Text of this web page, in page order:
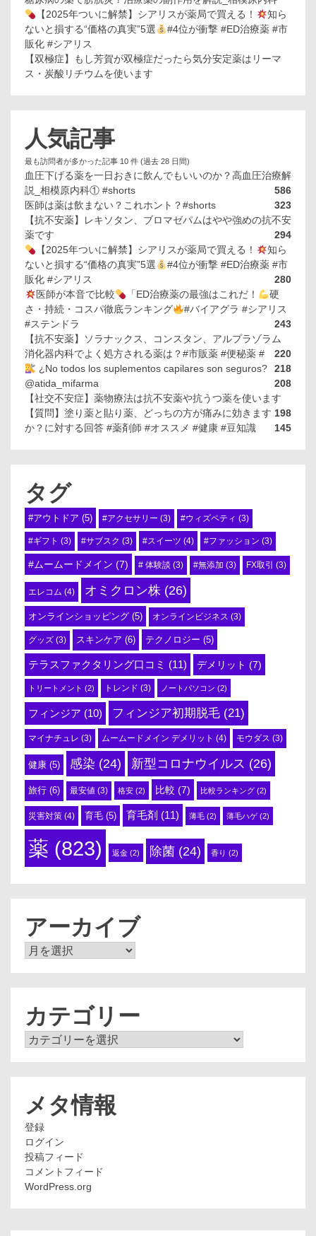
【2025年ついに解禁】シアリスが薬局で買える！
知ら
ないと損する“価格の真実”5選
#4位が衝撃 #ED治療薬 #市
販化 #シアリス
【双極症】もし芳賀が双極症だったら気分安定薬はリーマ
ス・炭酸リチウムを使います
人気記事
最も訪問者が多かった記事 10 件 (過去 28 日間)
血圧下げる薬を一日おきに飲んでもいいのか？高血圧治療解
説_相模原内科① #shorts
586
医師は薬は飲まない？これホント？#shorts
323
【抗不安薬】レキソタン、ブロマゼパムはやや強めの抗不安
薬です
294
【2025年ついに解禁】シアリスが薬局で買える！
知ら
ないと損する“価格の真実”5選
#4位が衝撃 #ED治療薬 #市
販化 #シアリス
280
医師が本音で比較
「ED治療薬の最強はこれだ！
硬
さ・持続・コスパ徹底ランキング
#バイアグラ #シアリス
#ステンドラ
243
【抗不安薬】ソラナックス、コンスタン、アルプラゾラム
220
消化器内科でよく処方される薬は？#市販薬 #便秘薬 #
218
¿No todos los suplementos capilares son seguros?
@atida_mifarma
208
【社交不安症】薬物療法は抗不安薬や抗うつ薬を使います
198
【質問】塗り薬と貼り薬、どっちの方が痛みに効きます
か？に対する回答 #薬剤師 #オススメ #健康 #豆知識
145
タグ
#アウトドア (5) #アクセサリー (3) #ウィズペティ (3)
#ギフト (3) #サブスク (3) #スイーツ (4) #ファッション (3)
#ムームードメイン (7) # 体験談 (3) #無添加 (3) FX取引 (3)
エレコム (4) オミクロン株 (26)
オンラインショッピング (5) オンラインビジネス (3)
グッズ (3) スキンケア (6) テクノロジー (5)
テラスファクタリング口コミ (11) デメリット (7)
トリートメント (2) トレンド (3) ノートパソコン (2)
フィンジア (10) フィンジア初期脱毛 (21)
マイナチュレ (3) ムームードメイン デメリット (4) モウダス (3)
健康 (5) 感染 (24) 新型コロナウイルス (26)
旅行 (6) 最安値 (3) 格安 (2) 比較 (7) 比較ランキング (2)
災害対策 (4) 育毛 (5) 育毛剤 (11) 薄毛 (2) 薄毛ハゲ(2)
薬 (823) 返金 (2) 除菌 (24) 香り (2)
アーカイブ
ア
カテゴリー
カ
メタ情報
登録
ログイン
投稿フィード
コメントフィード
WordPress.org